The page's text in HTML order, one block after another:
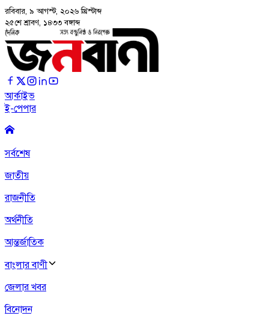
রবিবার, ৯ আগস্ট, ২০২৬ খ্রিস্টাব্দ
২৫শে শ্রাবণ, ১৪৩৩ বঙ্গাব্দ
আর্কাইভ
ই-পেপার
সর্বশেষ
জাতীয়
রাজনীতি
অর্থনীতি
আন্তর্জাতিক
বাংলার বাণী
জেলার খবর
বিনোদন